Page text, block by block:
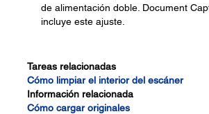
de alimentación doble. Document
incluye este ajuste.
Tareas relacionadas
Cómo limpiar el interior del escáner
Información relacionada
Cómo cargar originales